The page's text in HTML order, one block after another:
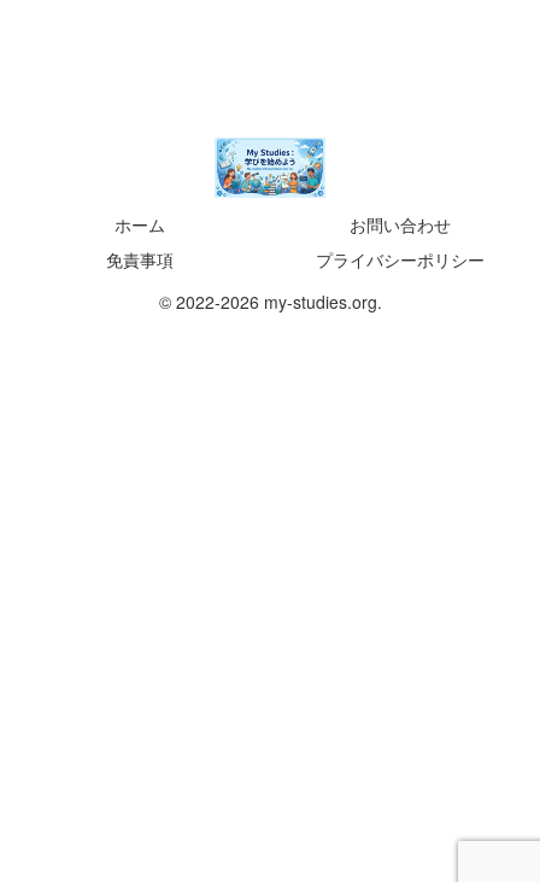
ホーム
お問い合わせ
免責事項
プライバシーポリシー
© 2022-2026 my-studies.org.